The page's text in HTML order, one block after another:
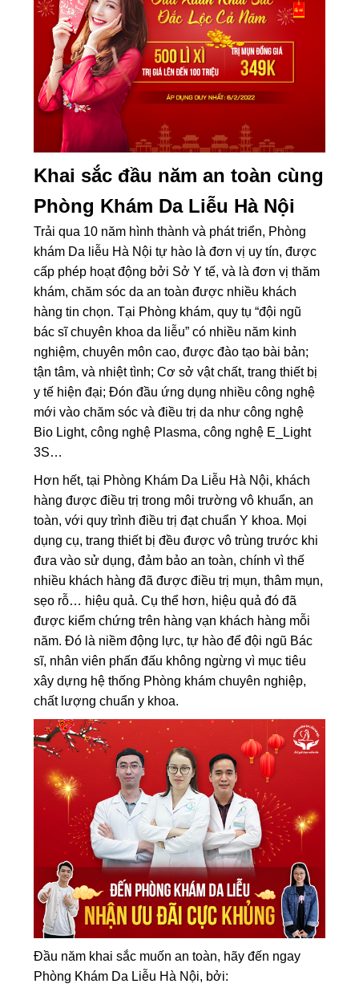
Khai sắc đầu năm an toàn cùng
Phòng Khám Da Liễu Hà Nội
Trải qua 10 năm hình thành và phát triển, Phòng
khám Da liễu Hà Nội tự hào là đơn vị uy tín, được
cấp phép hoạt động bởi Sở Y tế, và là đơn vị thăm
khám, chăm sóc da an toàn được nhiều khách
hàng tin chọn. Tại Phòng khám, quy tụ “đội ngũ
bác sĩ chuyên khoa da liễu” có nhiều năm kinh
nghiệm, chuyên môn cao, được đào tạo bài bản;
tận tâm, và nhiệt tình; Cơ sở vật chất, trang thiết bị
y tế hiện đại; Đón đầu ứng dụng nhiều công nghệ
mới vào chăm sóc và điều trị da như công nghệ
Bio Light, công nghệ Plasma, công nghệ E_Light
3S…
Hơn hết, tại Phòng Khám Da Liễu Hà Nội, khách
hàng được điều trị trong môi trường vô khuẩn, an
toàn, với quy trình điều trị đạt chuẩn Y khoa. Mọi
dụng cụ, trang thiết bị đều được vô trùng trước khi
đưa vào sử dụng, đảm bảo an toàn, chính vì thế
nhiều khách hàng đã được điều trị mụn, thâm mụn,
sẹo rỗ… hiệu quả. Cụ thể hơn, hiệu quả đó đã
được kiểm chứng trên hàng vạn khách hàng mỗi
năm. Đó là niềm động lực, tự hào để đội ngũ Bác
sĩ, nhân viên phấn đấu không ngừng vì mục tiêu
xây dựng hệ thống Phòng khám chuyên nghiệp,
chất lượng chuẩn y khoa.
Đầu năm khai sắc muốn an toàn, hãy đến ngay
Phòng Khám Da Liễu Hà Nội, bởi: